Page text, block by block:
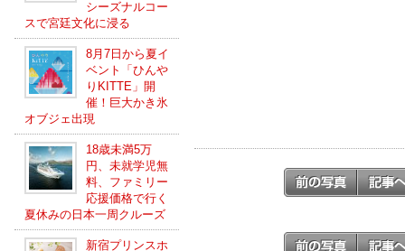
シーズナルコー
スで宮廷文化に浸る
8月7日から夏イ
ベント「ひんや
りKITTE」開
催！巨大かき氷
オブジェ出現
18歳未満5万
円、未就学児無
料、ファミリー
応援価格で行く
夏休みの日本一周クルーズ
新宿プリンスホ